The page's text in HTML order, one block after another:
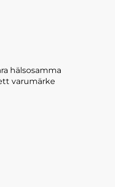
hälsosamma
varumärke